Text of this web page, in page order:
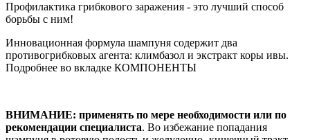
Профилактика грибкового заражения - это лучший способ
борьбы с ним!
Инновационная формула шампуня содержит два
противогрибковых агента: климбазол и экстракт коры ивы.
Подробнее во вкладке КОМПОНЕНТЫ
ВНИМАНИЕ: применять по мере необходимости или по
рекомендации специалиста. Во избежание попадания